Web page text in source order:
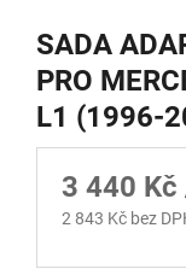
SADA
PRO
L1 (1996-
3 440 Kč
2 843 Kč bez